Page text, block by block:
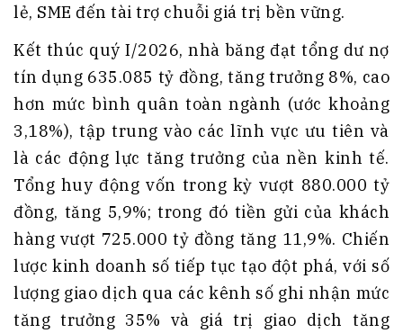
lẻ, SME đến tài trợ chuỗi giá trị bền vững.
Kết thúc quý I/2026, nhà băng đạt tổng dư nợ
tín dụng 635.085 tỷ đồng, tăng trưởng 8%, cao
hơn mức bình quân toàn ngành (ước khoảng
3,18%), tập trung vào các lĩnh vực ưu tiên và
là các động lực tăng trưởng của nền kinh tế.
Tổng huy động vốn trong kỳ vượt 880.000 tỷ
đồng, tăng 5,9%; trong đó tiền gửi của khách
hàng vượt 725.000 tỷ đồng tăng 11,9%. Chiến
lược kinh doanh số tiếp tục tạo đột phá, với số
lượng giao dịch qua các kênh số ghi nhận mức
tăng trưởng 35% và giá trị giao dịch tăng